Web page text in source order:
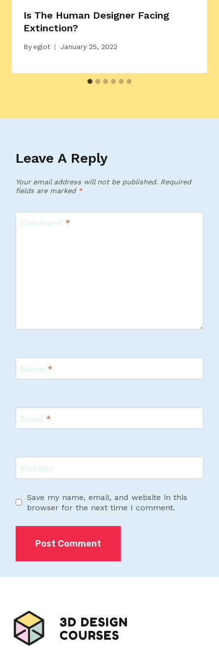
Is The Human Designer Facing
Extinction?
Byeglot January 25, 2022
Leave A Reply
Your email address will not be published. Required
fields are marked *
Comment *
Name *
Email *
Website
Save my name, email, and website in this
browser for the next time I comment.